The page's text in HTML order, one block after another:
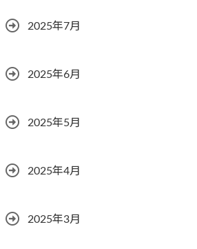
2025年7月
2025年6月
2025年5月
2025年4月
2025年3月